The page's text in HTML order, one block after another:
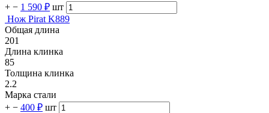
+ − 1 590 ₽ шт
Нож Pirat K889
Общая длина
201
Длина клинка
85
Толщина клинка
2.2
Марка стали
+ − 400 ₽ шт